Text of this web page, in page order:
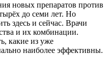
новых препаратов против
до семи лет. Но
здесь и сейчас. Врачи
и их комбинации.
какие из уже
наиболее эффективны.